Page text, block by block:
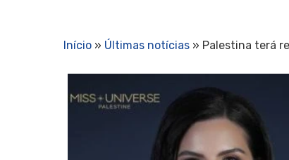
Início » Últimas notícias » Palestina terá